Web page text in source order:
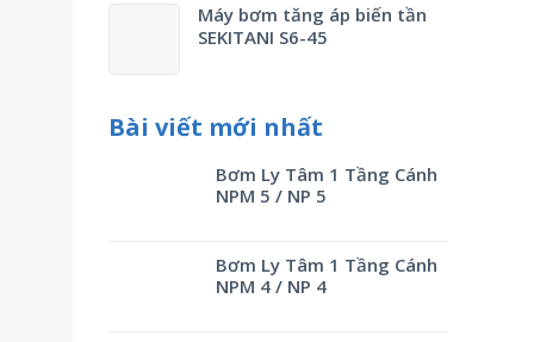
Máy bơm tăng áp biến tần
SEKITANI S6-45
Bài viết mới nhất
Bơm Ly Tâm 1 Tầng Cánh
NPM 5 / NP 5
Bơm Ly Tâm 1 Tầng Cánh
NPM 4 / NP 4